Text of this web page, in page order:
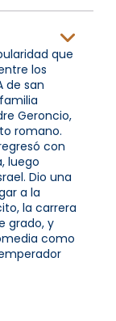
que
los
de san
Geroncio,
romano.
con
luego
Dio una
a la
la carrera
grado, y
como